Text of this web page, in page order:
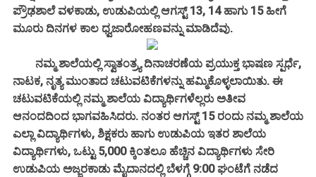
ಪ್ರೌಢಶಾಲೆ ವಳಕಾಡು, ಉಡುಪಿಯಲ್ಲಿ ಆಗಸ್ಟ್ 13, 14 ಹಾಗು 15 ಹೀಗೆ
ಮೂರು ದಿನಗಳ ಕಾಲ ಧ್ವಜಾರೋಹಣವನ್ನು ಮಾಡಿದೆವು.
ನಮ್ಮ ಶಾಲೆಯಲ್ಲಿ ಸ್ವಾತಂತ್ರ್ಯ ದಿನಾಚರಣೆಯ ಪ್ರಯುಕ್ತ ಭಾಷಣ ಸ್ಪರ್ಧೆ,
ನಾಟಕ, ನೃತ್ಯ ಮುಂತಾದ ಚಟುವಟಿಕೆಗಳನ್ನು ಹಮ್ಮಿಕೊಳ್ಳಲಾಯಿತು. ಈ
ಚಟುವಟಿಕೆಯಲ್ಲಿ ನಮ್ಮ ಶಾಲೆಯ ವಿದ್ಯಾರ್ಥಿಗಳೆಲ್ಲರು ಅತೀವ
ಆನಂದದಿಂದ ಭಾಗವಹಿಸಿದರು. ನಂತರ ಆಗಸ್ಟ್ 15 ರಂದು ನಮ್ಮ ಶಾಲೆಯ
ಎಲ್ಲಾ ವಿದ್ಯಾರ್ಥಿಗಳು, ಶಿಕ್ಷಕರು ಹಾಗು ಉಡುಪಿಯ ಇತರ ಶಾಲೆಯ
ವಿದ್ಯಾರ್ಥಿಗಳು, ಒಟ್ಟು 5,000 ಕ್ಕಿಂತಲೂ ಹೆಚ್ಚಿನ ವಿದ್ಯಾರ್ಥಿಗಳು ಸೇರಿ
ಉಡುಪಿಯ ಅಜ್ಜರಕಾಡು ಮೈದಾನದಲ್ಲಿ ಬೆಳಗ್ಗೆ 9:00 ಘಂಟೆಗೆ ನಡೆದ